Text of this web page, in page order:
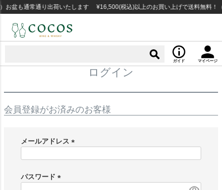
盆も通常通り出荷いたします ¥16,500(税込)以上のお買い上げで送料無料！
ガイド マイページ
ログイン
会員登録がお済みのお客様
メールアドレス
)
パスワード